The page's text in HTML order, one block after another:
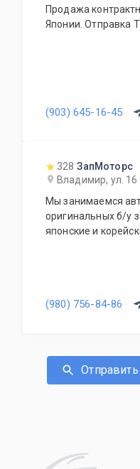
Продажа
Японии. Отправка
(903) 645-16-45
328 ЗапМоторс
Владимир, ул.
Мы занимаемся
оригинальных б/у
японские и
(980) 756-84-86